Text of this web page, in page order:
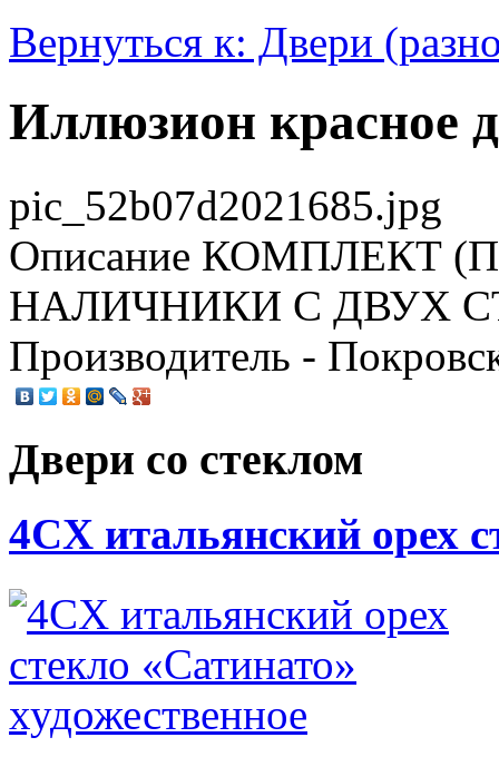
Вернуться к: Двери
Иллюзион красное
pic_52b07d2021685.jpg
Описание КОМПЛЕКТ
НАЛИЧНИКИ С ДВУХ
Производитель -
Двери со стеклом
4CХ итальянский орех